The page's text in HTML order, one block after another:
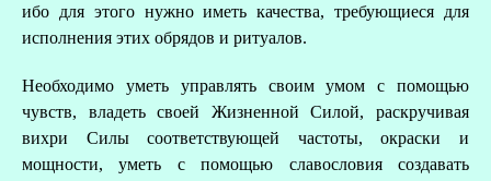
ибо для этого нужно иметь качества, требующиеся для
исполнения этих обрядов и ритуалов.
Необходимо уметь управлять своим умом с помощью
чувств, владеть своей Жизненной Силой, раскручивая
вихри Силы соответствующей частоты, окраски и
мощности, уметь с помощью славословия создавать